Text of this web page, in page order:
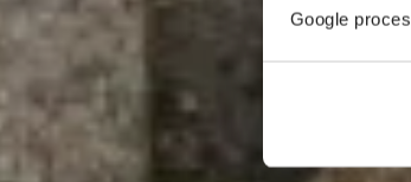
Google